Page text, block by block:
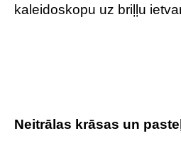
kaleidoskopu uz briļļu
Neitrālas krāsas un